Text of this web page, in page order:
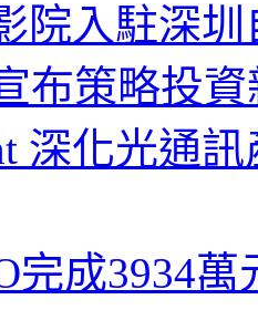
院入駐深
布策略投
深化光通
完成3934